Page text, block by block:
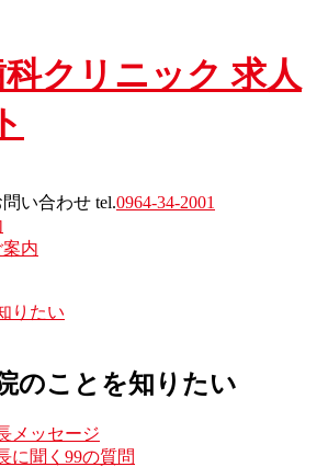
い合わせ tel.0964-34-2001
内
りたい
のことを知りたい
メッセージ
に聞く99の質問